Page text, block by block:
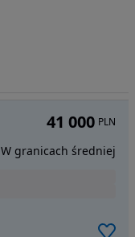
41 000 PLN
W granicach średniej